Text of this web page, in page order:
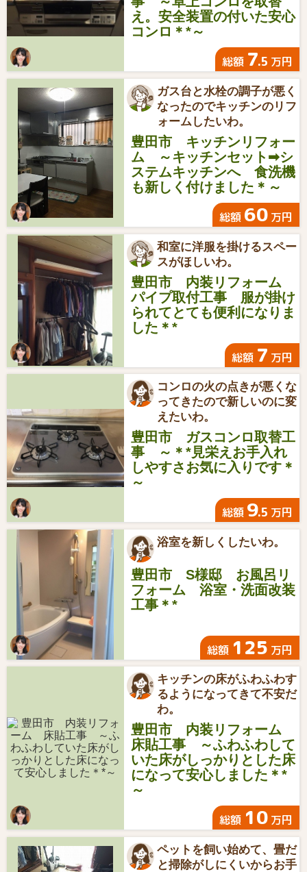
え。安全装置の付いた安心
コンロ＊*～
総額 7.5 万円
ガス台と水栓の調子が悪く
なったのでキッチンのリフ
ォームしたいわ。
豊田市 キッチンリフォー
ム ～キッチンセット➡シ
ステムキッチンへ 食洗機
も新しく付けました＊～
総額 60 万円
和室に洋服を掛けるスペー
スがほしいわ。
豊田市 内装リフォーム
パイプ取付工事 服が掛け
られてとても便利になりま
した＊*
総額 7 万円
コンロの火の点きが悪くな
ってきたので新しいのに変
えたいわ。
豊田市 ガスコンロ取替工
事 ～＊*見栄えお手入れ
しやすさお気に入りです＊
～
総額 9.5 万円
浴室を新しくしたいわ。
豊田市 S様邸 お風呂リ
フォーム 浴室・洗面改装
工事＊*
総額 125 万円
キッチンの床がふわふわす
るようになってきて不安だ
わ。
豊田市 内装リフォーム
床貼工事 ～ふわふわして
いた床がしっかりとした床
になって安心しました＊*
～
総額 10 万円
ペットを飼い始めて、畳だ
と掃除がしにくいからお手